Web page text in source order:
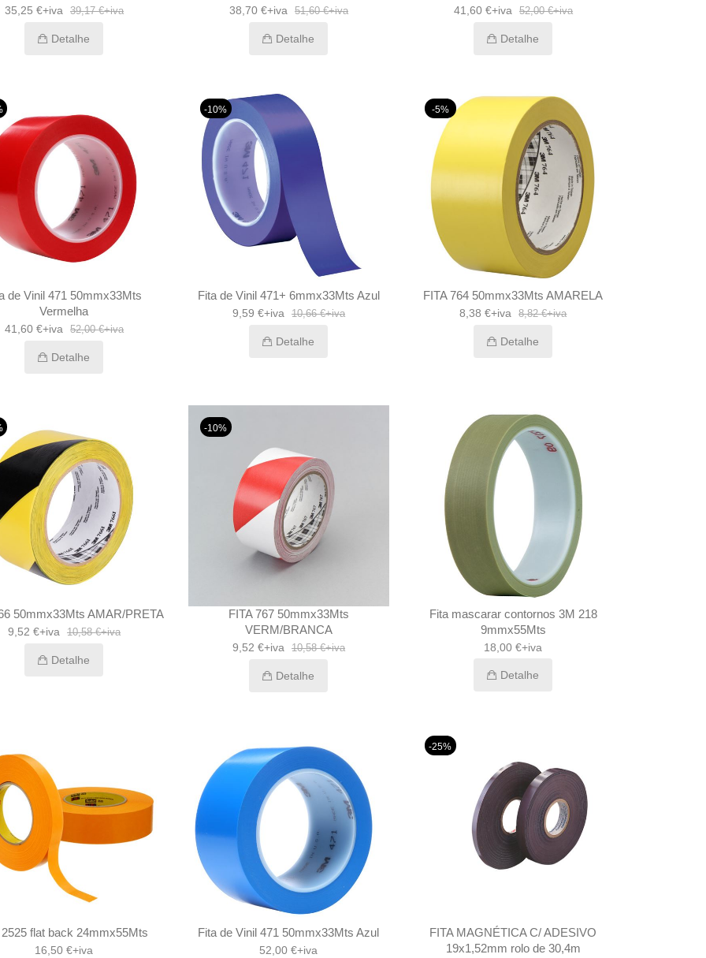
35,25 €+iva 39,17 €+iva
Detalhe
38,70 €+iva 51,60 €+iva
Detalhe
41,60 €+iva 52,00 €+iva
Detalhe
de Vinil 471 50mmx33Mts
Vermelha
41,60 €+iva 52,00 €+iva
Detalhe
-10%
Fita de Vinil 471+ 6mmx33Mts Azul
9,59 €+iva 10,66 €+iva
Detalhe
-5%
FITA 764 50mmx33Mts AMARELA
8,38 €+iva 8,82 €+iva
Detalhe
50mmx33Mts AMAR/PRETA
9,52 €+iva 10,58 €+iva
Detalhe
-10%
FITA 767 50mmx33Mts
VERM/BRANCA
9,52 €+iva 10,58 €+iva
Detalhe
Fita mascarar contornos 3M 218
9mmx55Mts
18,00 €+iva
Detalhe
flat back 24mmx55Mts
16,50 €+iva
Fita de Vinil 471 50mmx33Mts Azul
52,00 €+iva
-25%
FITA MAGNÉTICA C/ ADESIVO
19x1,52mm rolo de 30,4m